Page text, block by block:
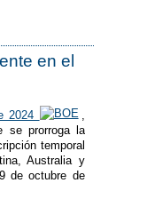
en el
2024
,
se prorroga la
temporal
Australia y
de octubre de